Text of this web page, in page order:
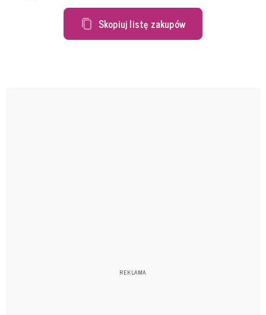
Skopiuj listę zakupów